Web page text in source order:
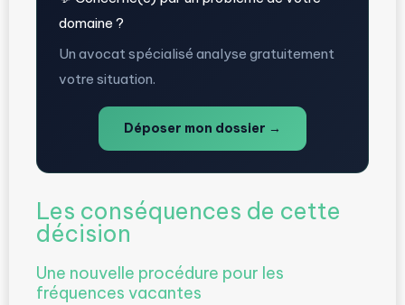
domaine ?
Un avocat spécialisé analyse gratuitement
votre situation.
Déposer mon dossier →
Les conséquences de cette
décision
Une nouvelle procédure pour les
fréquences vacantes